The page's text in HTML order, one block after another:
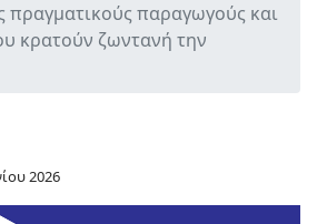
πραγματικούς παραγωγούς και
κρατούν ζωντανή την
2026